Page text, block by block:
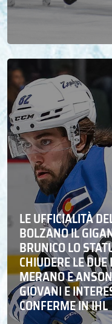
LE UFFICIALITÀ
BOLZANO IL
BRUNICO LO
CHIUDERE LE
MERANO E
GIOVANI E
CONFERME IN IHL